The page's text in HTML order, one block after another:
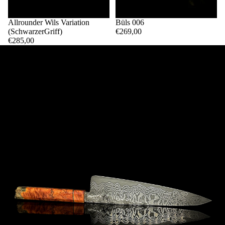
Allrounder Wils Variation
(SchwarzerGriff)
€285,00
Ausverkauft
Büls 006
€269,00